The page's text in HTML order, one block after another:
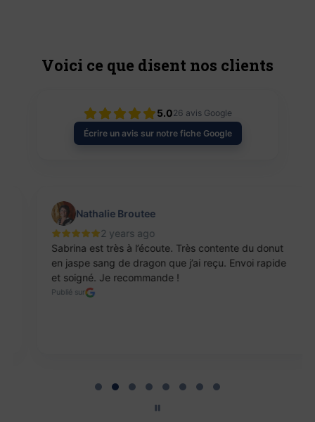
Voici ce que disent nos clients
5.026 avis Google
Écrire un avis sur notre fiche Google
Nathalie Broutee
2 years ago
Sabrina est très à l’écoute. Très contente du donut
en jaspe sang de dragon que j’ai reçu. Envoi rapide
et soigné. Je recommande !
Publié sur